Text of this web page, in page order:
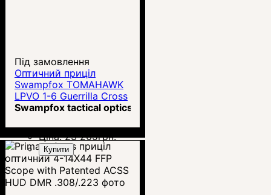
Під замовлення
Оптичний приціл
Swampfox TOMAHAWK
LPVO 1-6 Guerrilla Cross
MOA
Swampfox tactical optics
Ціна:23 265грн.
Купити